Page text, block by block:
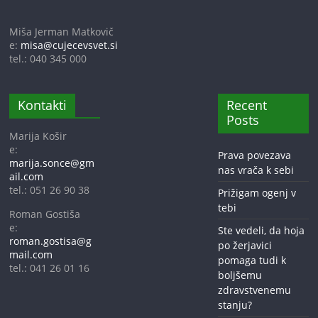
Miša Jerman Matkovič
e: misa@cujecevsvet.si
tel.: 040 345 000
Kontakti
Marija Košir
e:
marija.sonce@gm
ail.com
tel.: 051 26 90 38
Roman Gostiša
e:
roman.gostisa@g
mail.com
tel.: 041 26 01 16
Recent
Posts
Prava povezava
nas vrača k sebi
Prižigam ogenj v
tebi
Ste vedeli, da hoja
po žerjavici
pomaga tudi k
boljšemu
zdravstvenemu
stanju?